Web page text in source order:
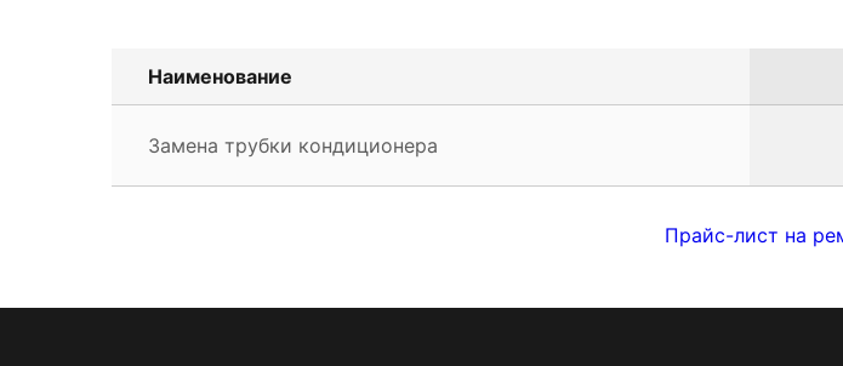
Наименование
Замена трубки кондиционера
Прайс-лист на